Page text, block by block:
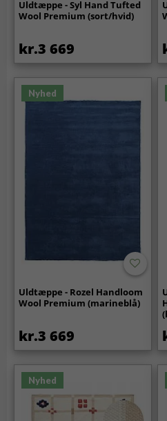
Uldtæppe - Syl Hand Tufted
Wool Premium (sort/hvid)
kr.3 669
Nyhed
Uldtæppe - Rozel Handloom
Wool Premium (marineblå)
kr.3 669
Nyhed